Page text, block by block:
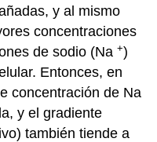
y al mismo
concentraciones
de sodio (Na+)
Entonces, en
concentración de Na
y el gradiente
también tiende a